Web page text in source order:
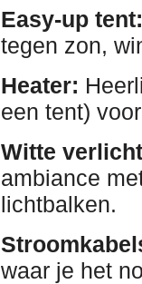
Easy-up tent:
tegen zon,
Heater:
een tent)
Witte
ambiance
lichtbalken.
waar je het